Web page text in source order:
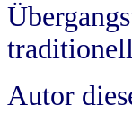
Autor